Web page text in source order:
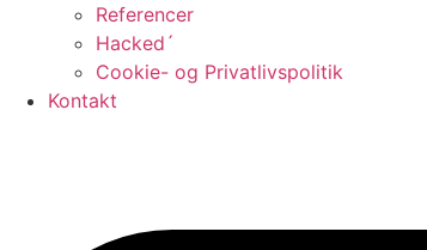
Referencer
Hacked´
Cookie- og Privatlivspolitik
Kontakt